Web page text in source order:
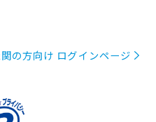
の方向け ログインページ